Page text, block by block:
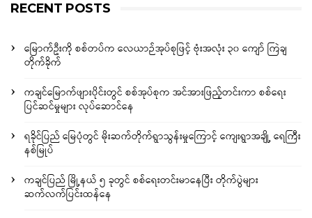
RECENT POSTS
မြောက်ဦးကို စစ်တပ်က လေယာဉ်အုပ်စုဖြင့် ဗုံးအလုံး ၃၀ ကျော် ကြဲချ
တိုက်ခိုက်
ကချင်မြောက်ဖျားပိုင်းတွင် စစ်အုပ်စုက အင်အားဖြည့်တင်းကာ စစ်ရေး
ပြင်ဆင်မှုများ လုပ်ဆောင်နေ
ရခိုင်ပြည် မြေပုံတွင် မိုးဆက်တိုက်ရွာသွန်းမှုကြောင့် ကျေးရွာအချို့ ရေကြီး
နစ်မြုပ်
ကချင်ပြည် မြို့နယ် ၅ ခုတွင် စစ်ရေးတင်းမာနေပြီး တိုက်ပွဲများ
ဆက်လက်ပြင်းထန်နေ